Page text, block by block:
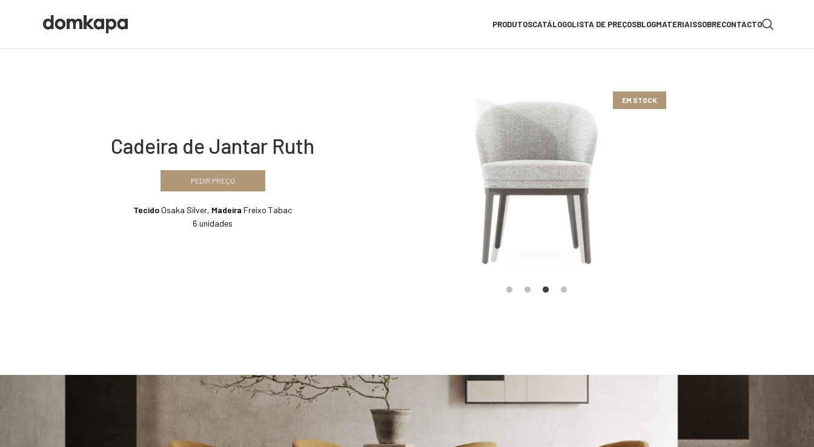
PRODUTOSCATÁLOGOLISTA DE PREÇOSBLOGMATERIAISSOBRECONTACTO
Cadeira de Jantar Ruth
PEDIR PREÇO
Tecido Osaka Silver, Madeira Freixo Tabac
6 unidades
EM STOCK